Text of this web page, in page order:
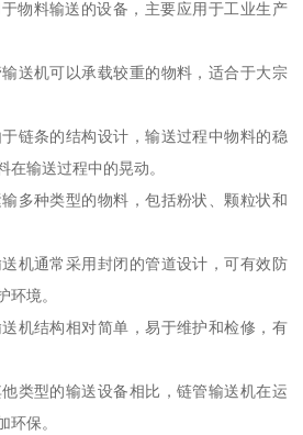
物料输送的设备，主要应用于工业生产
送机可以承载较重的物料，适合于大宗
链条的结构设计，输送过程中物料的稳
在输送过程中的晃动。
多种类型的物料，包括粉状、颗粒状和
机通常采用封闭的管道设计，可有效防
环境。
机结构相对简单，易于维护和检修，有
类型的输送设备相比，链管输送机在运
环保。